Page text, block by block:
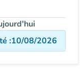
:10/08/2026